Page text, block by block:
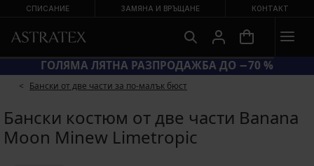
СПИСАНИЕ ЗАМЯНА И ВРЪЩАНЕ КОНТАКТ
ГОЛЯМА ЛЯТНА РАЗПРОДАЖБА ДО −70 %
Бански от две части за по-малък бюст
Бански костюм от две части Banana
Moon Minew Limetropic